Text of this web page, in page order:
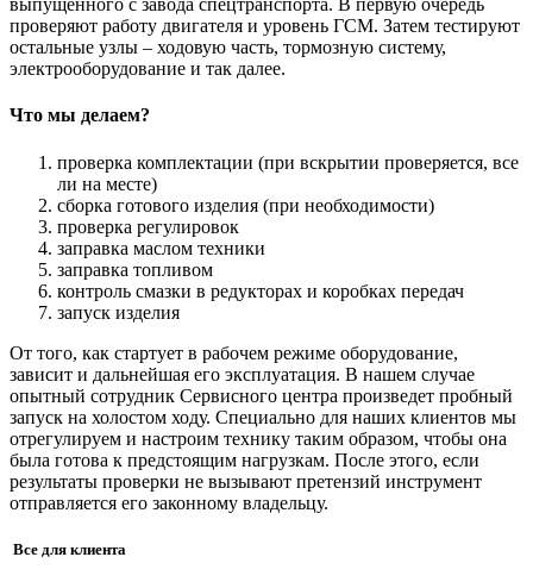
выпущенного с завода спецтранспорта. В первую очередь
проверяют работу двигателя и уровень ГСМ. Затем тестируют
остальные узлы – ходовую часть, тормозную систему,
электрооборудование и так далее.
Что мы делаем?
проверка комплектации (при вскрытии проверяется, все
ли на месте)
сборка готового изделия (при необходимости)
проверка регулировок
заправка маслом техники
заправка топливом
контроль смазки в редукторах и коробках передач
запуск изделия
От того, как стартует в рабочем режиме оборудование,
зависит и дальнейшая его эксплуатация. В нашем случае
опытный сотрудник Сервисного центра произведет пробный
запуск на холостом ходу. Специально для наших клиентов мы
отрегулируем и настроим технику таким образом, чтобы она
была готова к предстоящим нагрузкам. После этого, если
результаты проверки не вызывают претензий инструмент
отправляется его законному владельцу.
Все для клиента